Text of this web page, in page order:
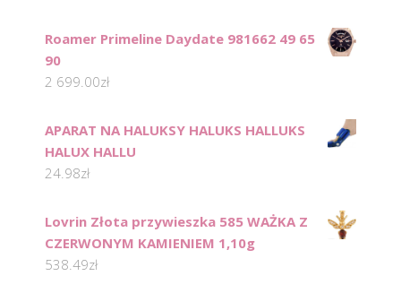
Roamer Primeline Daydate 981662 49 65
90
2 699.00zł
APARAT NA HALUKSY HALUKS HALLUKS
HALUX HALLU
24.98zł
Lovrin Złota przywieszka 585 WAŻKA Z
CZERWONYM KAMIENIEM 1,10g
538.49zł